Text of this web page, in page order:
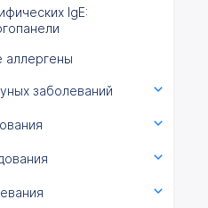
IgE:
аллергены
заболеваний